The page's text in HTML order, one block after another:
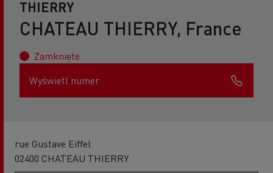
THIERRY
CHATEAU THIERRY, France
Zamknięte
Wyświetl numer
rue Gustave Eiffel
02400 CHATEAU THIERRY